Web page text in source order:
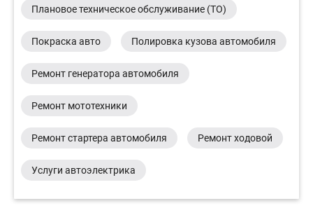
Плановое техническое обслуживание (ТО)
Покраска авто Полировка кузова автомобиля
Ремонт генератора автомобиля
Ремонт мототехники
Ремонт стартера автомобиля Ремонт ходовой
Услуги автоэлектрика